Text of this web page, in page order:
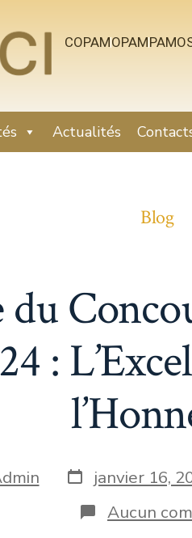
COPAMOPAM
Actualités
Blog
du
:
janvier 16,
Aucun